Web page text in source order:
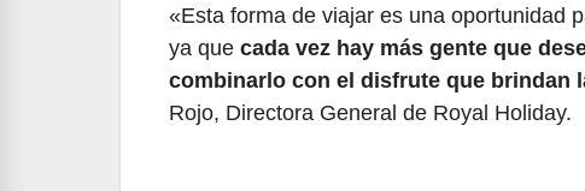
«Esta forma de viajar es una oportunidad
ya que cada vez hay más gente que
combinarlo con el disfrute que brindan
Rojo, Directora General de Royal Holiday.